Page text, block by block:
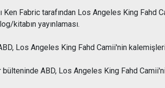
Fabric tarafından Los Angeles King
kitabın yayınlaması.
Los Angeles King Fahd Camii'nin
ABD, Los Angeles King Fahd